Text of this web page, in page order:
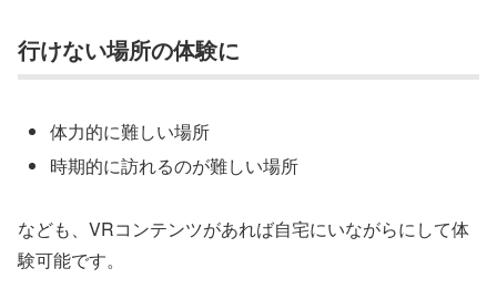
行けない場所の体験に
体力的に難しい場所
時期的に訪れるのが難しい場所
なども、VRコンテンツがあれば自宅にいながらにして体
験可能です。